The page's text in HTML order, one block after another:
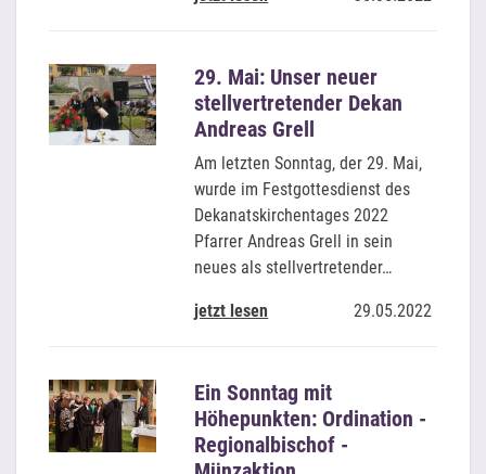
29. Mai: Unser neuer
stellvertretender Dekan
Andreas Grell
Am letzten Sonntag, der 29. Mai,
wurde im Festgottesdienst des
Dekanatskirchentages 2022
Pfarrer Andreas Grell in sein
neues als stellvertretender…
jetzt lesen 29.05.2022
Ein Sonntag mit
Höhepunkten: Ordination -
Regionalbischof -